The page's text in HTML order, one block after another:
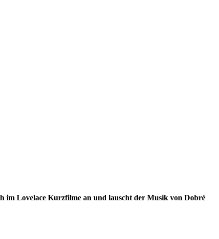
im Lovelace Kurzfilme an und lauscht der Musik von Dobré